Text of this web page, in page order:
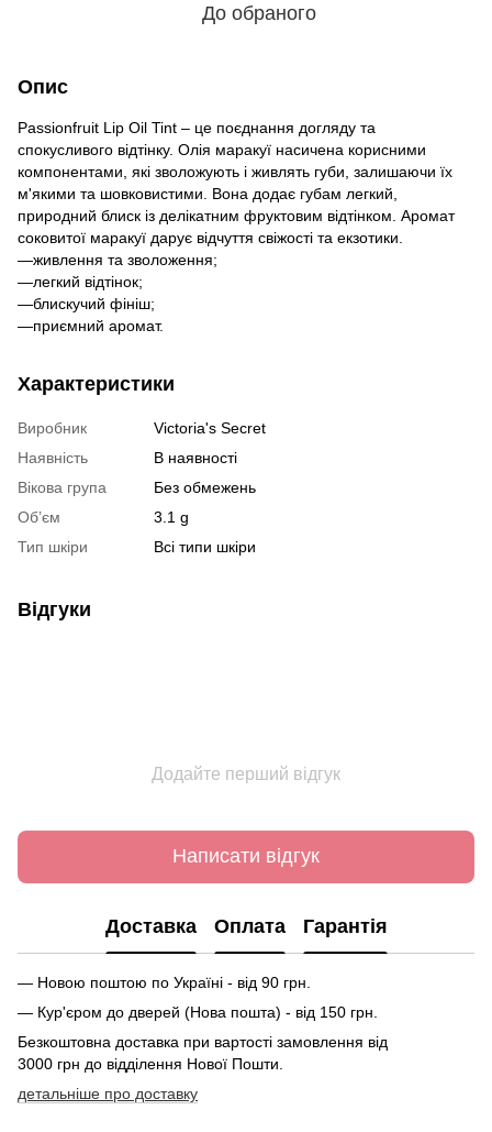
До обраного
Опис
Passionfruit Lip Oil Tint – це поєднання догляду та
спокусливого відтінку. Олія маракуї насичена корисними
компонентами, які зволожують і живлять губи, залишаючи їх
м'якими та шовковистими. Вона додає губам легкий,
природний блиск із делікатним фруктовим відтінком. Аромат
соковитої маракуї дарує відчуття свіжості та екзотики.
—живлення та зволоження;
—легкий відтінок;
—блискучий фініш;
—приємний аромат.
Характеристики
Виробник
Victoria's Secret
Наявність
В наявності
Вікова група
Без обмежень
Об’єм
3.1 g
Тип шкіри
Всі типи шкіри
Відгуки
Додайте перший відгук
Написати відгук
Доставка Оплата Гарантія
— Новою поштою по Україні - від 90 грн.
— Кур'єром до дверей (Нова пошта) - від 150 грн.
Безкоштовна доставка при вартості замовлення від
3000 грн до відділення Нової Пошти.
детальніше про доставку